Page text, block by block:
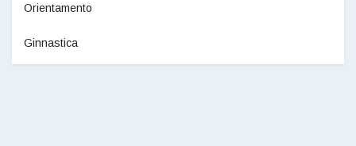
Orientamento
Ginnastica